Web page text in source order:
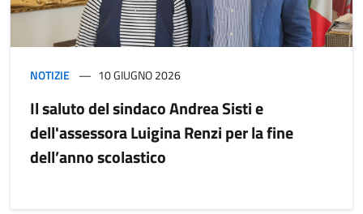
NOTIZIE 10 GIUGNO 2026
Il saluto del sindaco Andrea Sisti e
dell'assessora Luigina Renzi per la fine
dell’anno scolastico